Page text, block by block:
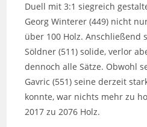
Duell mit 3:1 siegreich
Georg Winterer (449) nicht
über 100 Holz. Anschließend
Söldner (511) solide, verlor
dennoch alle Sätze. Obwohl
Gavric (551) seine derzeit
konnte, war nichts mehr zu
2017 zu 2076 Holz.